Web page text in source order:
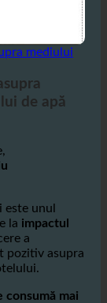
mediului
de apă
unul
la impactul
a
pozitiv asupra
consumă mai